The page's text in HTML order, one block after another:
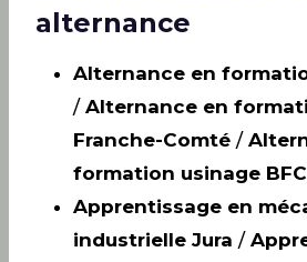
alternance
Alternance en
/ Alternance en
Franche-Comté /
formation usinage BFC
Apprentissage en
industrielle Jura /